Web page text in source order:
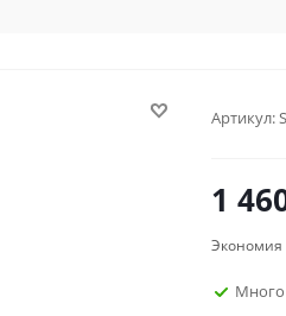
Артикул:
1
Экономия
Много